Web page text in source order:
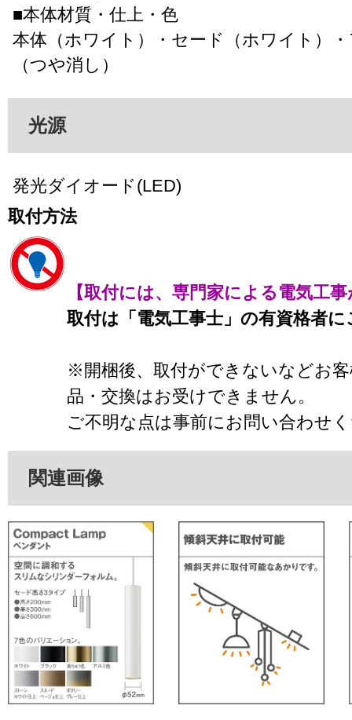
■本体材質・仕上・色
本体（ホワイト）・セード（ホワイト）
（つや消し）
光源
発光ダイオード(LED)
取付方法
【取付には、専門家による電気工
取付は「電気工事士」の有資格者
※開梱後、取付ができないなどお
品・交換はお受けできません。
ご不明な点は事前にお問い合わせ
関連画像